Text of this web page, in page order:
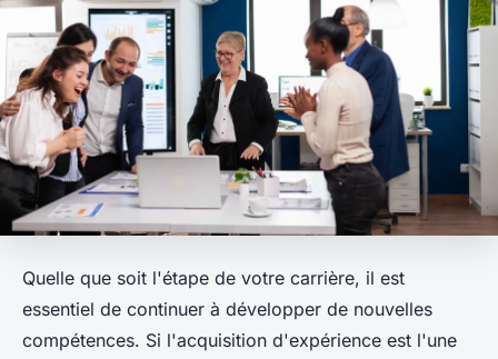
Quelle que soit l'étape de votre carrière, il est
essentiel de continuer à développer de nouvelles
compétences. Si l'acquisition d'expérience est l'une